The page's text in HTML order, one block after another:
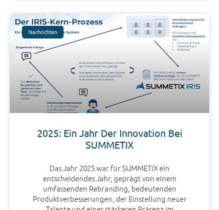
Nachrichten
2025: Ein Jahr Der Innovation Bei
SUMMETIX
Das Jahr 2025 war für SUMMETIX ein
entscheidendes Jahr, geprägt von einem
umfassenden Rebranding, bedeutenden
Produktverbesserungen, der Einstellung neuer